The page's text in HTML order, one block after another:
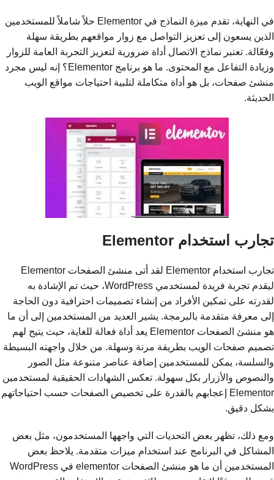
في النهاية، تقدم ميزة النماذج في Elementor حلاً شاملاً للمستخدمين
الذين يسعون إلى تعزيز التواصل مع زوار مواقعهم بطريقة سهلة
وفعّالة. تعتبر نماذج الاتصال أداة ضرورية لتعزيز التجربة العامة للزوار
وزيادة التفاعل مع المحتوى. ما هو برنامج Elementor؟ إنه ليس مجرد
منشئ صفحات، بل هو أداة متكاملة لتلبية احتياجات مواقع الويب
الحديثة.
تجارب استخدام Elementor
تجارب استخدام Elementor لقد أتى منشئ الصفحات Elementor
ليقدم تجربة فريدة لمستخدمي WordPress، حيث تم الإشادة به
لقدرته على تمكين الأفراد من إنشاء تصميمات احترافية دون الحاجة
إلى معرفة متقدمة بالبرمجة. يشير العديد من المستخدمين إلى أن ما
هو منشئ الصفحات Elementor يعد أداة فعالة للغاية، حيث يتيح لهم
تصميم صفحات الويب بطريقة مرنة وسهلة. من خلال واجهته البسيطة
والسلسة، يمكن للمستخدمين إضافة عناصر متنوعة مثل الصور
والنصوص والأزرار بكل سهولة. تعكس الشهادات الحقيقية لمستخدمين
Elementor إعجابهم بالقدرة على تخصيص الصفحات حسب احتياجاتهم
بشكل دقيق.
ومع ذلك، تظهر بعض التحديات التي واجهها المستخدمون، مثل بعض
المشاكل في البرنامج عند استخدام ميزات متقدمة. يلاحظ بعض
المستخدمين أن ما هو منشئ الصفحات elementor في WordPress